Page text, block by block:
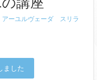
ーユルヴェーダ スリラ
ました